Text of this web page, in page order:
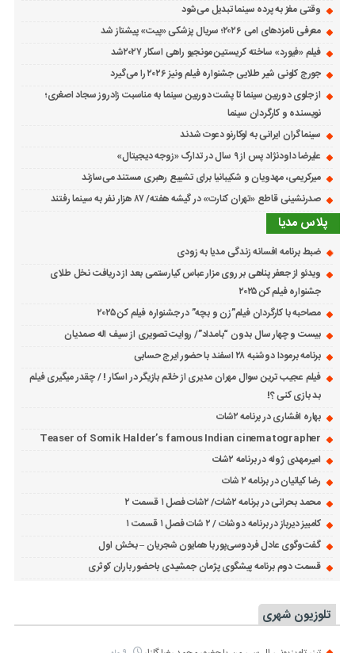
وقتی مغز به پرده سینما تبدیل می‌شود
معرفی نامزدهای امی ۲۰۲۶؛ سریال پزشکی «پیت» پیشتاز شد
فیلم «فیورد» ساخته کریستین مونجیو راهی اسکار ۲۰۲۷شد
جورج کلونی شیر طلایی جشنواره فیلم ونیز ۲۰۲۶ را می‌گیرد
از جلوی دوربین سینما تا پشت دوربین سینما به مناسبت زادروز سجاد اصغری؛
نویسنده و کارگردان سینما
سینماگران ایرانی به لوکارنو دعوت شدند
علیرضا داودنژاد پس از ۹ سال در تدارک «زوجه دیجیتال»
میرکریمی، مهدویان و شکیبانیا برای تشییع رهبری مستند می‌سازند
صدرنشینی قاطع «تهران کنارت» در گیشه هفته/ ۸۷ هزار نفر به سینما رفتند
پلاس مدیا
ضبط برنامه افسانه زندگی مدیا به زودی
ویدئو از جعفر پناهی بر روی مزار عباس کیارستمی بعد از دریافت نخل طلای
جشنواره فیلم کن ۲۰۲۵
مصاحبه با کارگردان فیلم”زن و بچه” در جشنواره فیلم کن ۲۰۲۵
بیست و چهار سال بدون “بامداد”/ روایت تصویری از سیف اله صمدیان
برنامه برمودا دوشنبه ۲۸ اسفند با حضور ایرج حسابی
فیلم عجیب ترین سوال مهران مدیری از خانم بازیگر در اسکار ! / چقدر میگیری فیلم
بد بازی کنی ؟!
بهاره افشاری در برنامه ۲شات
Teaser of Somik Halder’s famous Indian cinematographer
امیرمهدی ژوله در برنامه ۲شات
رضا کیانیان در برنامه ۲ شات
محمد بحرانی در برنامه ۲شات/ ۲شات فصل ۱ قسمت ۲
کامبیز دیرباز در برنامه دوشات / ۲ شات فصل ۱ قسمت ۱
گفت‌وگوی عادل فردوسی‌پور با همایون شجریان – بخش اول
قسمت دوم برنامه پیشگوی پژمان جمشیدی باحضور باران کوثری
تلوزیون شهری